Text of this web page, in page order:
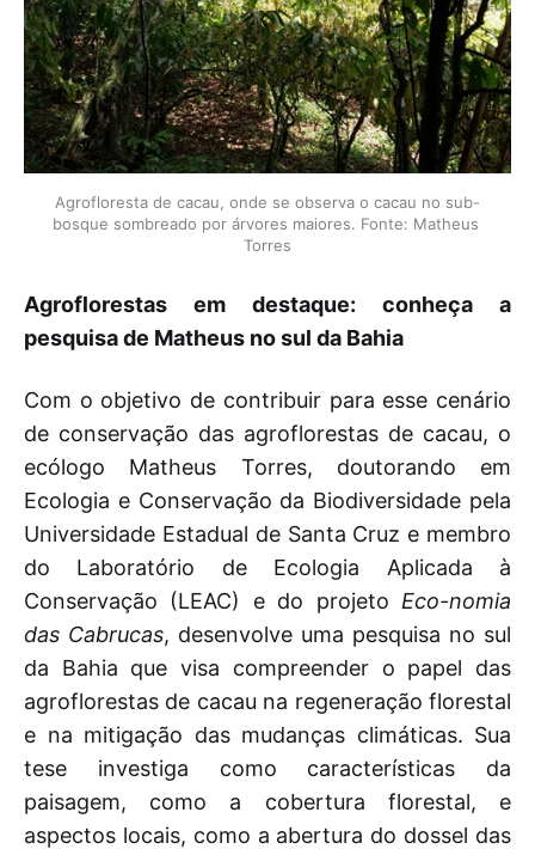
Agrofloresta de cacau, onde se observa o cacau no sub-
bosque sombreado por árvores maiores. Fonte: Matheus
Torres
Agroflorestas em destaque: conheça a
pesquisa de Matheus no sul da Bahia
Com o objetivo de contribuir para esse cenário
de conservação das agroflorestas de cacau, o
ecólogo Matheus Torres, doutorando em
Ecologia e Conservação da Biodiversidade pela
Universidade Estadual de Santa Cruz e membro
do Laboratório de Ecologia Aplicada à
Conservação (LEAC) e do projeto Eco-nomia
das Cabrucas, desenvolve uma pesquisa no sul
da Bahia que visa compreender o papel das
agroflorestas de cacau na regeneração florestal
e na mitigação das mudanças climáticas. Sua
tese investiga como características da
paisagem, como a cobertura florestal, e
aspectos locais, como a abertura do dossel das